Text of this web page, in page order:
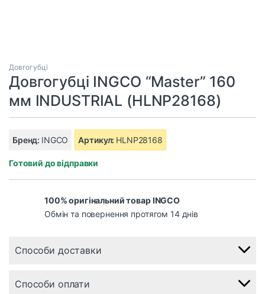
Довгогубці
Довгогубці INGCO “Master” 160
мм INDUSTRIAL (HLNP28168)
Бренд: INGCO Артикул: HLNP28168
Готовий до відправки
100% оригінальний товар INGCO
Обмін та повернення протягом 14 днів
Способи доставки
Способи оплати